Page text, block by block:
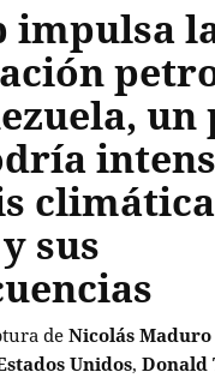
impulsa
un
climática
sus
deNicolás Maduro
Unidos,Donald